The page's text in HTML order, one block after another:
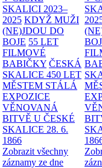
SKALICI 2023–
2025 KDYŽ MUŽI
(NE)JDOU DO
BOJE 55 LET
FILMOVÉ
BABIČKY ČESKÁ
SKALICE 450 LET
MĚSTEM STÁLÁ
EXPOZICE
VĚNOVANÁ
BITVĚ U ČESKÉ
SKALICE 28. 6.
1866
Zobrazit všechny
záznamy ze dne